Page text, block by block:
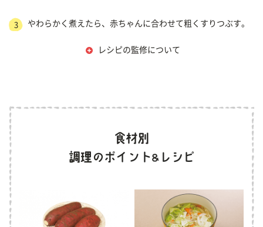
3 やわらかく煮えたら、赤ちゃんに合わせて粗くすりつぶす。
レシピの監修について